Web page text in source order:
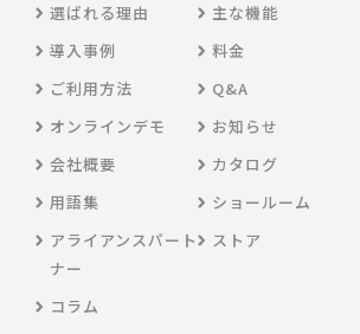
選ばれる理由
主な機能
導入事例
料金
ご利用方法
Q&A
オンラインデモ
お知らせ
会社概要
カタログ
用語集
ショールーム
アライアンスパート
ナー
ストア
コラム